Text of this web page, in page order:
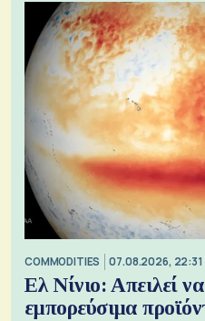
COMMODITIES 07.08.2026, 22:31
Ελ Νίνιο: Απειλεί
εμπορεύσιμα